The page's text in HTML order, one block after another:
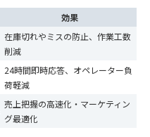
効果
在庫切れやミスの防止、作業工数
削減
24時間即時応答、オペレーター負
荷軽減
売上把握の高速化・マーケティン
グ最適化